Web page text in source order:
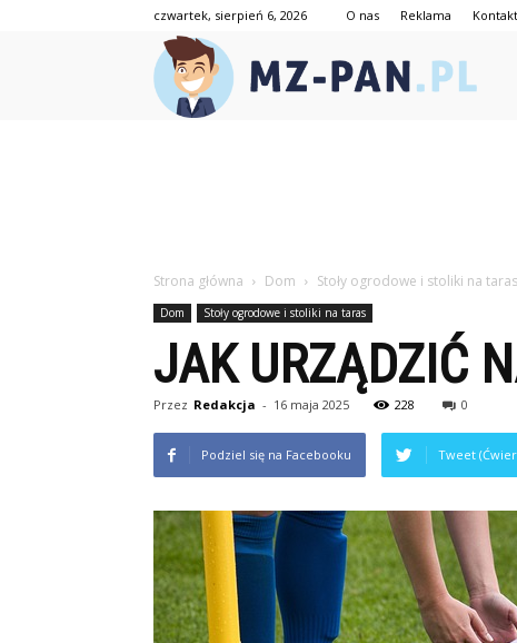
czwartek, sierpień 6, 2026 O nas Reklama Kontakt
Strona główna Dom Stoły ogrodowe i stoliki na taras
Dom Stoły ogrodowe i stoliki na taras
JAK URZĄDZIĆ
Przez Redakcja - 16 maja 2025 228 0
Podziel się na Facebooku Tweet